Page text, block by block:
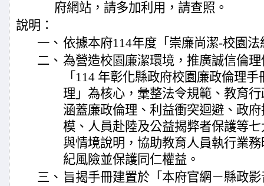
府網站，請多加利用，請查照。
說明：
一、 依據本府114年度「崇廉尚潔-校園
二、 為營造校園廉潔環境，推廣誠信倫
「114 年彰化縣政府校園廉政倫理
理」為核心，彙整法令規範、教育
涵蓋廉政倫理、利益衝突迴避、政
模、人員赴陸及公益揭弊者保護等
與情境說明，協助教育人員執行業
紀風險並保護同仁權益。
三、 旨揭手冊建置於「本府官網－縣政